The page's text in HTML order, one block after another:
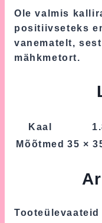
Ole valmis
positiivseteks
vanematelt,
mähkmetort.
Kaal
Mõõtmed 35 ×